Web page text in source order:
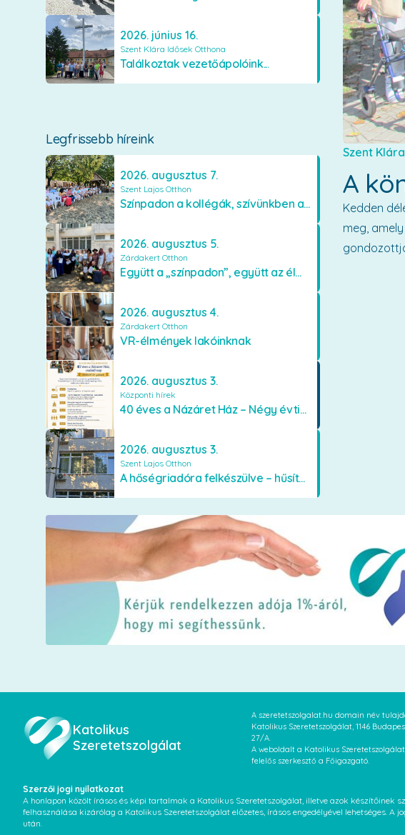
2026. június 16.
Szent Klára Idősek Otthona
Találkoztak vezetőápolóink...
Legfrissebb híreink
2026. augusztus 7.
Szent Lajos Otthon
Színpadon a kollégák, szívünkben a lakók
2026. augusztus 5.
Zárdakert Otthon
Együtt a „színpadon”, együtt az élményekért 🎭✨
2026. augusztus 4.
Zárdakert Otthon
VR-élmények lakóinknak
2026. augusztus 3.
Központi hírek
40 éves a Názáret Ház – Négy évtized szeretetben és gondoskodásban
2026. augusztus 3.
Szent Lajos Otthon
A hőségriadóra felkészülve – hűsítő fejlesztések a Szent Lajos Otthonban
Szent
A
Kedden
meg,
Katolikus
Szeretetszolgálat
A szeretetszolgalat.hu domain név
Katolikus Szeretetszolgálat, 1146
27/A.
A weboldalt a Katolikus
felelős szerkesztő a Főigazgató.
Szerzői jogi nyilatkozat
A honlapon közölt írásos és képi tartalmak a Katolikus Szeretetszolgálat, illetve azok
felhasználása kizárólag a Katolikus Szeretetszolgálat előzetes, írásos engedélyével lehetséges.
után.